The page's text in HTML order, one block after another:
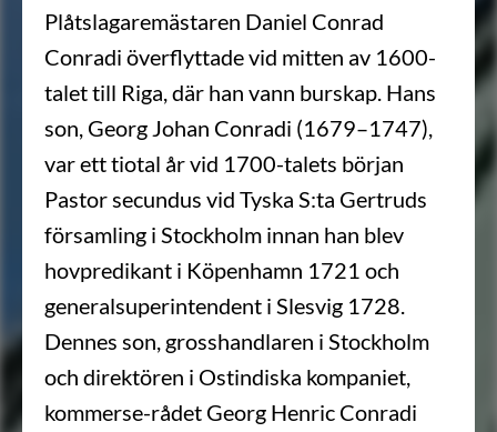
Plåtslagaremästaren Daniel Conrad
Conradi överflyttade vid mitten av 1600-
talet till Riga, där han vann burskap. Hans
son, Georg Johan Conradi (1679–1747),
var ett tiotal år vid 1700-talets början
Pastor secundus vid Tyska S:ta Gertruds
församling i Stockholm innan han blev
hovpredikant i Köpenhamn 1721 och
generalsuper­intendent i Slesvig 1728.
Dennes son, grosshandlaren i Stockholm
och direktören i Ostindiska kompaniet,
kommerse-rådet Georg Henric Conradi